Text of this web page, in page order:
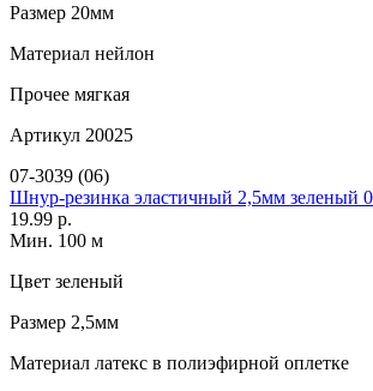
Размер 20мм
Материал нейлон
Прочее мягкая
Артикул 20025
07-3039 (06)
Шнур-резинка эластичный 2,5мм зеленый
19.99 р.
Мин. 100 м
Цвет зеленый
Размер 2,5мм
Материал латекс в полиэфирной оплетке